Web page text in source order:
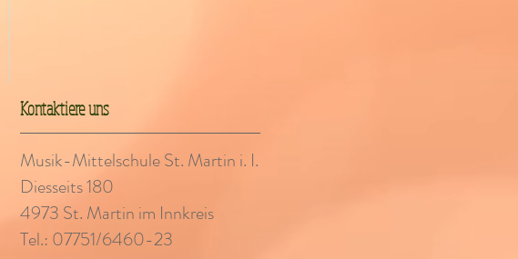
Kontaktiere uns
Musik-Mittelschule St. Martin i. I.
Diesseits 180
4973 St. Martin im Innkreis
Tel.: 07751/6460-23